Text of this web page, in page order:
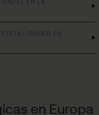
EN LA
EN
en Europa